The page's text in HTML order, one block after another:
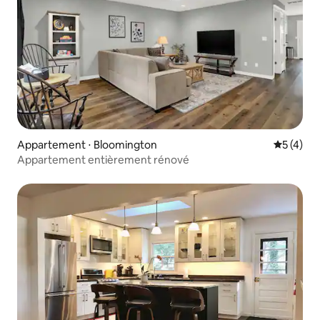
Appartement ⋅ Bloomington
5 (4)
Appartement entièrement rénové